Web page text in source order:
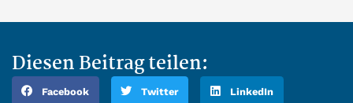
Diesen Beitrag teilen:
Facebook Twitter LinkedIn